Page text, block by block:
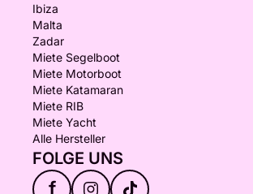
Ibiza
Malta
Zadar
Miete Segelboot
Miete Motorboot
Miete Katamaran
Miete RIB
Miete Yacht
Alle Hersteller
FOLGE UNS
f